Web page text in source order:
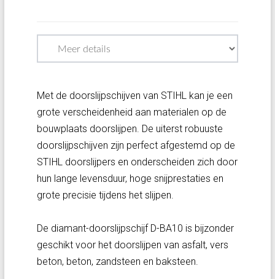
Met de doorslijpschijven van STIHL kan je een
grote verscheidenheid aan materialen op de
bouwplaats doorslijpen. De uiterst robuuste
doorslijpschijven zijn perfect afgestemd op de
STIHL doorslijpers en onderscheiden zich door
hun lange levensduur, hoge snijprestaties en
grote precisie tijdens het slijpen.
De diamant-doorslijpschijf D-BA10 is bijzonder
geschikt voor het doorslijpen van asfalt, vers
beton, beton, zandsteen en baksteen.